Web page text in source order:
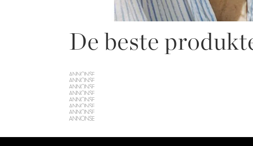
De beste
ANNONSE
ANNONSE
ANNONSE
ANNONSE
ANNONSE
ANNONSE
ANNONSE
ANNONSE